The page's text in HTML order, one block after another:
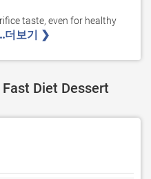
taste, even for healthy
..더보기 ❯
Diet Dessert